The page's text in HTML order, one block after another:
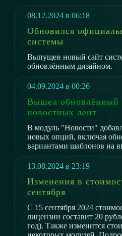
08.12.2024 в 06:18
Обновился
системы
Выпущен новый сайт
обновлённым дизайном.
04.09.2024 в 00:26
Вышел обновлённый
новостных лент
В модуль "Новости"
новых опций, включая
вариантами шаблонов на
13.08.2024 в 23:19
Изменения в
сентября
С 15 сентября 2024
лицензии составит 20
год). Также изменится